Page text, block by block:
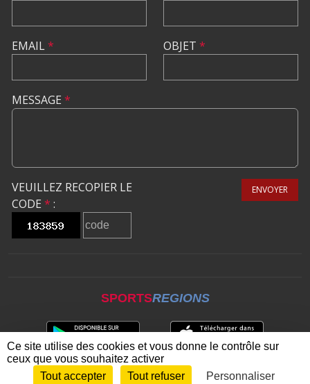
EMAIL* OBJET *
MESSAGE *
VEUILLEZ RECOPIER LE
CODE * :
ENVOYER
SPORTSREGIONS
Envie de participer ? CONNEXION
Ce site utilise des cookies et vous donne le contrôle sur
ceux que vous souhaitez activer
Tout accepter
Tout refuser Personnaliser